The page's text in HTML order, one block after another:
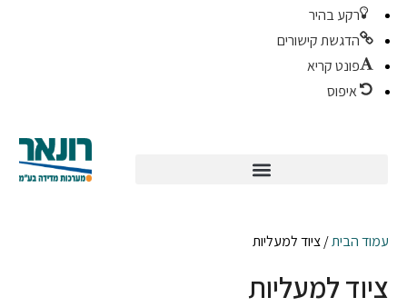
רקע בהיר
הדגשת קישורים
פונט קריא
איפוס
עמוד הבית/ ציוד למעליות
ציוד למעליות